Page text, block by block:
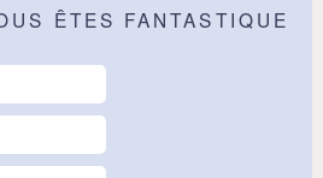
ÊTES FANTASTIQUE